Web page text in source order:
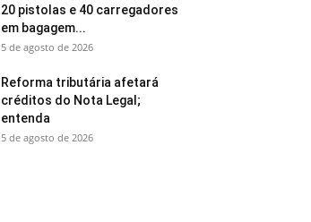
20 pistolas e 40 carregadores
em bagagem...
5 de agosto de 2026
Reforma tributária afetará
créditos do Nota Legal;
entenda
5 de agosto de 2026